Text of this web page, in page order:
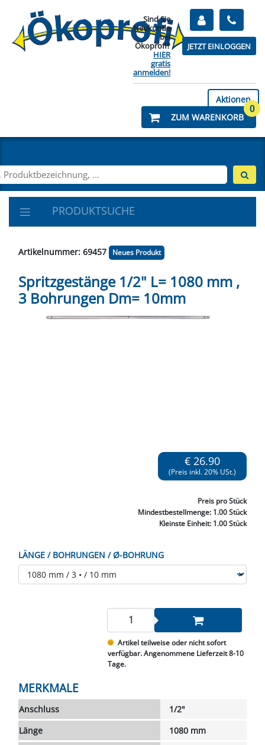
Sind Sie
Neukunde
bei
Ökoprofi?
HIER
gratis
anmelden!
JETZT EINLOGGEN
Aktionen
ZUM WARENKORB
0
PRODUKTSUCHE
Artikelnummer: 69457 Neues Produkt
Spritzgestänge 1/2" L= 1080 mm ,
3 Bohrungen Dm= 10mm
€ 26.90
(Preis inkl. 20% USt.)
Preis pro Stück
Mindestbestellmenge: 1.00 Stück
Kleinste Einheit: 1.00 Stück
LÄNGE / BOHRUNGEN / Ø-BOHRUNG
Artikel teilweise oder nicht sofort
verfügbar. Angenommene Lieferzeit 8-10
Tage.
MERKMALE
Anschluss
1/2"
Länge
1080 mm